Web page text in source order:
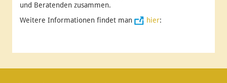
und Beratenden zusammen.
Weitere Informationen findet man
hier: